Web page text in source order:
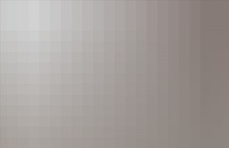
RATHAUS
Bürgermeister
Verwaltung - Kontakte
Ratsinformationssystem
Persönlichkeiten & Ehrungen
RUNDUM
Planen und Bauen
Stadtwerke
Ver- und
Ärzte